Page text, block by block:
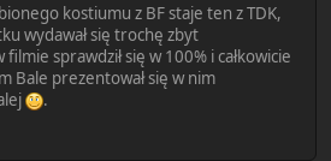
kostiumu z BF staje ten z TDK,
wydawał się trochę zbyt
sprawdził się w 100% i całkowicie
Bale prezentował się w nim
.